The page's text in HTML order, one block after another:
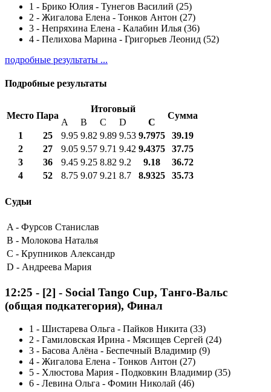
1 - Брико Юлия - Тунегов Василий (25)
2 - Жигалова Елена - Тонков Антон (27)
3 - Непряхина Елена - Калабин Илья (36)
4 - Пелихова Марина - Григорьев Леонид (52)
подробные результаты ...
Подробные результаты
Место Пара
Итоговый
Сумма
A B C D
С
1
25 9.95 9.82 9.89 9.53 9.7975
39.19
2
27 9.05 9.57 9.71 9.42 9.4375
37.75
3
36 9.45 9.25 8.82 9.2 9.18
36.72
4
52 8.75 9.07 9.21 8.7 8.9325 35.73
Судьи
A - Фурсов Станислав
B - Молокова Наталья
C - Крупников Александр
D - Андреева Мария
12:25 - [2] - Social Tango Cup, Танго-Вальс
(общая подкатегория), Финал
1 - Шистарева Ольга - Пайков Никита (33)
2 - Гамиловская Ирина - Мясищев Сергей (24)
3 - Басова Алёна - Беспечный Владимир (9)
4 - Жигалова Елена - Тонков Антон (27)
5 - Хлюстова Мария - Подковкин Владимир (35)
6 - Левина Ольга - Фомин Николай (46)